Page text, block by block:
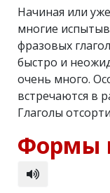
Начиная или
многие
фразовых
быстро и
очень много.
встречаются в
Глаголы
Формы